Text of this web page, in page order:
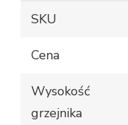
SKU
Cena
Wysokość
grzejnika